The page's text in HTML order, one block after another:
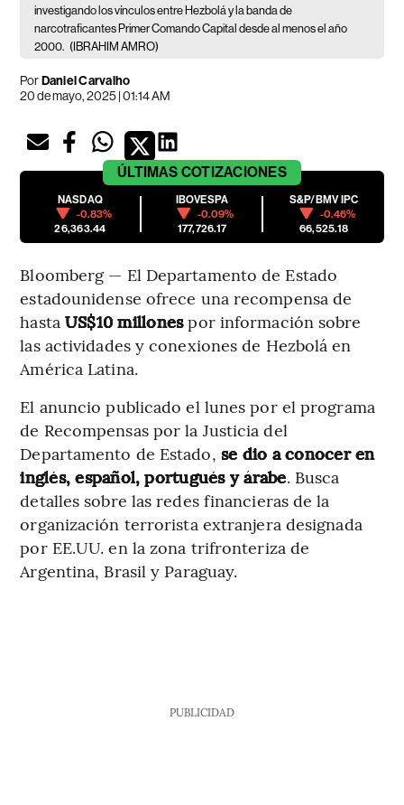
investigando los vínculos entre Hezbolá y la banda de
narcotraficantes Primer Comando Capital desde al menos el año
2000. (IBRAHIM AMRO)
PorDaniel Carvalho
20 de mayo, 2025 | 01:14 AM
ÚLTIMAS COTIZACIONES
NASDAQ
-0.83%
26,363.44
IBOVESPA
-0.09%
177,726.17
S&P/BMV IPC
-0.46%
66,525.18
Bloomberg — El Departamento de Estado
estadounidense ofrece una recompensa de
hasta US$10 millonespor información sobre
las actividades y conexiones de Hezbolá en
América Latina.
El anuncio publicado el lunes por el programa
de Recompensas por la Justicia del
Departamento de Estado, se dio a conocer en
inglés, español, portugués y árabe. Busca
detalles sobre las redes financieras de la
organización terrorista extranjera designada
por EE.UU. en la zona trifronteriza de
Argentina, Brasil y Paraguay.
PUBLICIDAD